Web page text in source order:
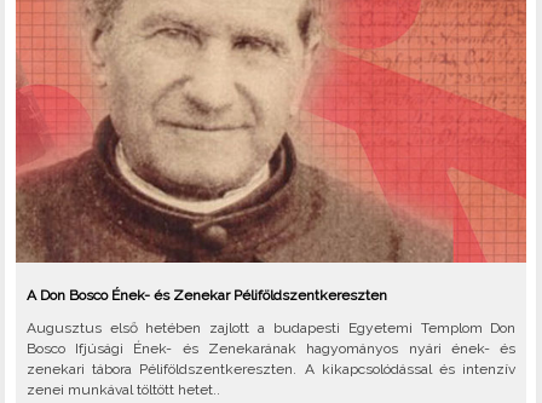
A Don Bosco Ének- és Zenekar Péliföldszentkereszten
Augusztus első hetében zajlott a budapesti Egyetemi Templom Don
Bosco Ifjúsági Ének- és Zenekarának hagyományos nyári ének- és
zenekari tábora Péliföldszentkereszten. A kikapcsolódással és intenzív
zenei munkával töltött hetet..